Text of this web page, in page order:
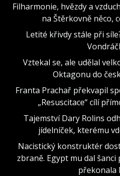
Filharmonie, hvězdy a
na Štěrkovně něco,
Letité křivdy stále při
Vztekal se, ale udělal
Oktagonu do
Franta Prachař překvapil
„Resuscitace“ cílí
Tajemství Dary Rolins
jídelníček, kterému
Nacistický konstruktér
zbraně. Egypt mu dal
překonala